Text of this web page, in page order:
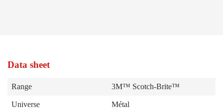
Data sheet
Range 3M™ Scotch-Brite™
Universe Métal